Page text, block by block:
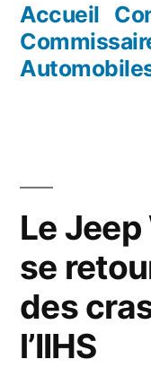
Accueil
Le
se
des
l’IIHS